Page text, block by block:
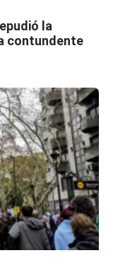
la
contundente